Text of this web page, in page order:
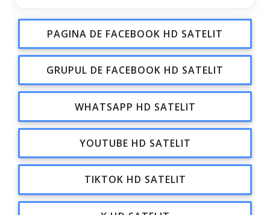
PAGINA DE FACEBOOK HD SATELIT
GRUPUL DE FACEBOOK HD SATELIT
WHATSAPP HD SATELIT
YOUTUBE HD SATELIT
TIKTOK HD SATELIT